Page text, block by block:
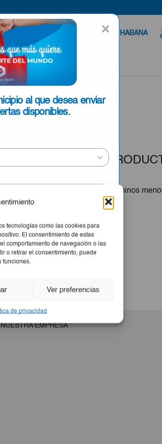
tecnologías como las cookies para
El consentimiento de estas
comportamiento de navegación o las
o retirar el consentimiento, puede
funciones.
Ver preferencias
de privacidad
×
al que desea enviar
disponibles.
ENVIAR A LA HABANA
ENCONTRARON
o busque nuevamente con términos
NUESTRA EMPRESA